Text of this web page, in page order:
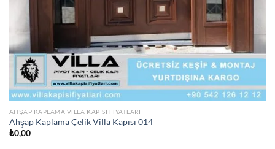
AHŞAP KAPLAMA VILLA KAPISI FIYATLARI
Ahşap Kaplama Çelik Villa Kapısı 014
₺0,00